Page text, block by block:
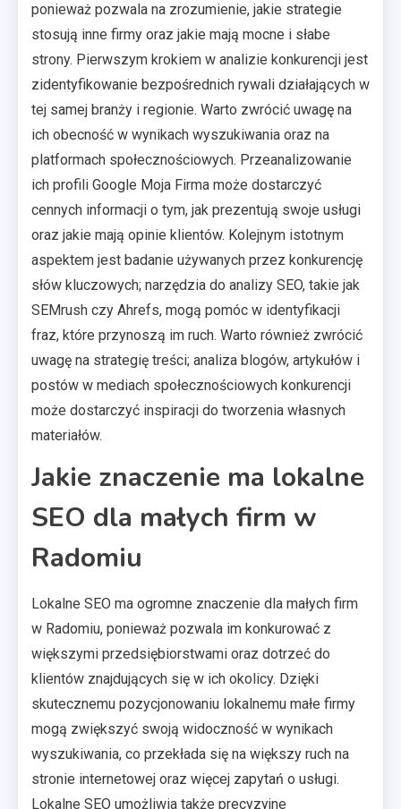
ponieważ pozwala na zrozumienie, jakie strategie
stosują inne firmy oraz jakie mają mocne i słabe
strony. Pierwszym krokiem w analizie konkurencji jest
zidentyfikowanie bezpośrednich rywali działających w
tej samej branży i regionie. Warto zwrócić uwagę na
ich obecność w wynikach wyszukiwania oraz na
platformach społecznościowych. Przeanalizowanie
ich profili Google Moja Firma może dostarczyć
cennych informacji o tym, jak prezentują swoje usługi
oraz jakie mają opinie klientów. Kolejnym istotnym
aspektem jest badanie używanych przez konkurencję
słów kluczowych; narzędzia do analizy SEO, takie jak
SEMrush czy Ahrefs, mogą pomóc w identyfikacji
fraz, które przynoszą im ruch. Warto również zwrócić
uwagę na strategię treści; analiza blogów, artykułów i
postów w mediach społecznościowych konkurencji
może dostarczyć inspiracji do tworzenia własnych
materiałów.
Jakie znaczenie ma lokalne
SEO dla małych firm w
Radomiu
Lokalne SEO ma ogromne znaczenie dla małych firm
w Radomiu, ponieważ pozwala im konkurować z
większymi przedsiębiorstwami oraz dotrzeć do
klientów znajdujących się w ich okolicy. Dzięki
skutecznemu pozycjonowaniu lokalnemu małe firmy
mogą zwiększyć swoją widoczność w wynikach
wyszukiwania, co przekłada się na większy ruch na
stronie internetowej oraz więcej zapytań o usługi.
Lokalne SEO umożliwia także precyzyjne